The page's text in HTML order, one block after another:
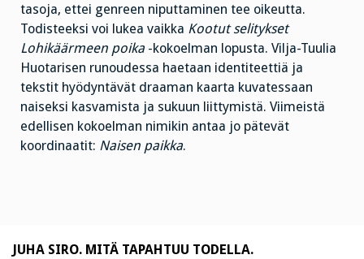
tasoja, ettei genreen niputtaminen tee oikeutta.
Todisteeksi voi lukea vaikka Kootut selitykset
Lohikäärmeen poika -kokoelman lopusta. Vilja-Tuulia
Huotarisen runoudessa haetaan identiteettiä ja
tekstit hyödyntävät draaman kaarta kuvatessaan
naiseksi kasvamista ja sukuun liittymistä. Viimeistä
edellisen kokoelman nimikin antaa jo pätevät
koordinaatit: Naisen paikka.
JUHA SIRO. MITÄ TAPAHTUU TODELLA.